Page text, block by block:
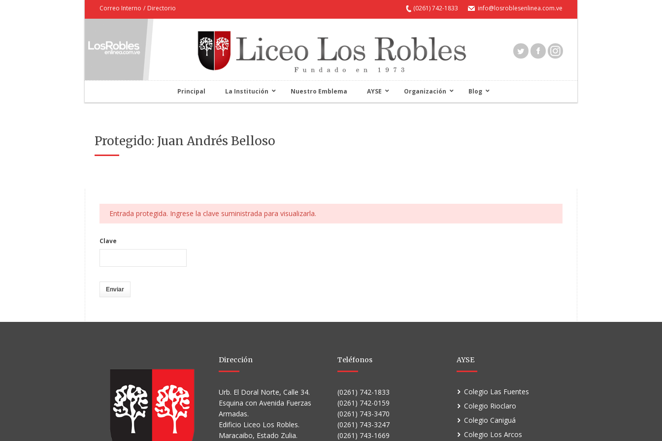
Correo Interno / Directorio (0261) 742-1833 info@losroblesenlinea.com.ve
Principal La Institución Nuestro Emblema AYSE Organización Blog
Protegido: Juan Andrés Belloso
Entrada protegida. Ingrese la clave suministrada para visualizarla.
Clave
Dirección
Urb. El Doral Norte, Calle 34.
Esquina con Avenida Fuerzas
Armadas.
Edificio Liceo Los Robles.
Maracaibo, Estado Zulia.
Teléfonos
(0261) 742-1833
(0261) 742-0159
(0261) 743-3470
(0261) 743-3247
(0261) 743-1669
AYSE
Colegio Las Fuentes
Colegio Rioclaro
Colegio Caniguá
Colegio Los Arcos